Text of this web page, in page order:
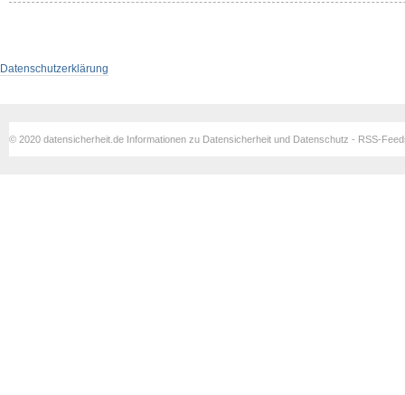
Datenschutzerklärung
© 2020 datensicherheit.de Informationen zu Datensicherheit und Datenschutz - RSS-